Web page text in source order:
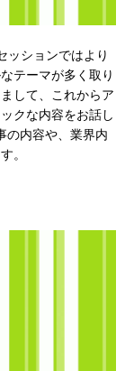
KeyShot Webを用
単EC活用！ – アパ
Part2「3Dで実現で
2022.03.20
ッションではより
テーマが多く取り
して、これからア
クな内容をお話し
の内容や、業界内
。